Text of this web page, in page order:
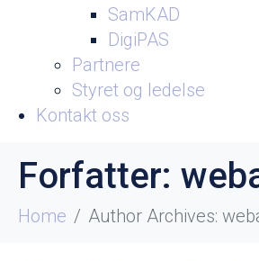
SamKAD
DigiPAS
Partnere
Styret og ledelse
Kontakt oss
Forfatter:
Home Author Archives: